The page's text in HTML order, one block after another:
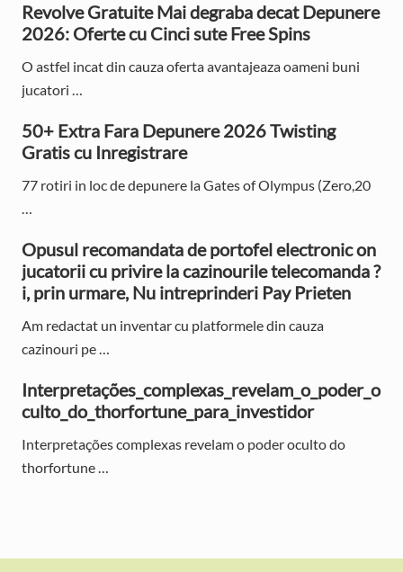
r
y
S
i
d
e
b
a
r
Revolve Gratuite Mai degraba decat Depunere
2026: Oferte cu Cinci sute Free Spins
O astfel incat din cauza oferta avantajeaza oameni buni
jucatori …
50+ Extra Fara Depunere 2026 Twisting
Gratis cu Inregistrare
77 rotiri in loc de depunere la Gates of Olympus (Zero,20
…
Opusul recomandata de portofel electronic on
jucatorii cu privire la cazinourile telecomanda ?
i, prin urmare, Nu intreprinderi Pay Prieten
Am redactat un inventar cu platformele din cauza
cazinouri pe …
Interpretações_complexas_revelam_o_poder_o
culto_do_thorfortune_para_investidor
Interpretações complexas revelam o poder oculto do
thorfortune …